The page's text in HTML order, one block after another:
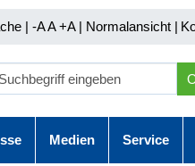
| -A A+A | Normalansicht |
Medien Service